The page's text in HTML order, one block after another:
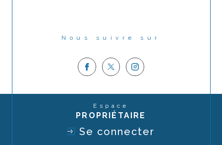
Nous suivre sur
Espace
PROPRIÉTAIRE
Se connecter